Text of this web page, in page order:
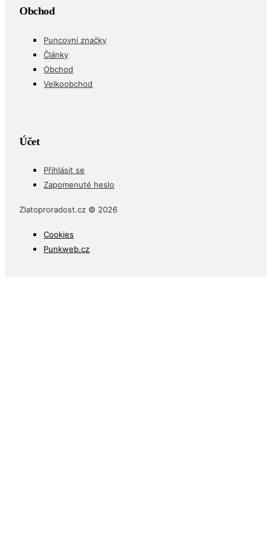
Obchod
Puncovní značky
Články
Obchod
Velkoobchod
Účet
Přihlásit se
Zapomenuté heslo
Zlatoproradost.cz © 2026
Cookies
Punkweb.cz